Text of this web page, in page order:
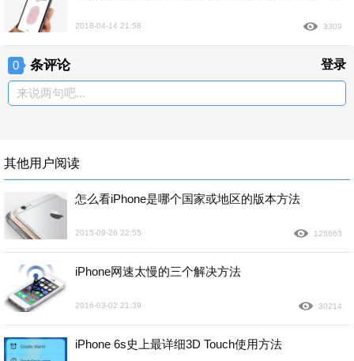
2018-04-14 21:58 3309
0 条评论 登录
来说两句吧...
其他用户阅读
怎么看iPhone是哪个国家或地区的版本方法
2015-09-26 22:55 125663
iPhone网速太慢的三个解决方法
2016-03-02 21:39 30214
iPhone 6s史上最详细3D Touch使用方法